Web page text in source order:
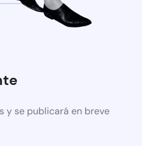
y se publicará en breve